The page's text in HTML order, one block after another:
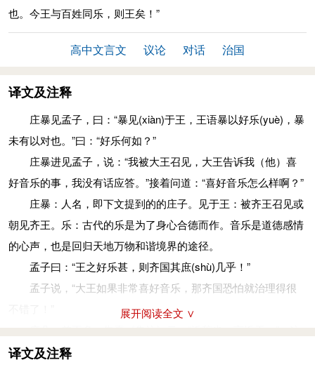
也。今王与百姓同乐，则王矣！”
高中文言文 议论 对话 治国
译文及注释
庄暴见孟子，曰：“暴见(xiàn)于王，王语暴以好乐(yuè) ，暴
未有以对也。”曰：“好乐何如？”
庄暴进见孟子，说：“我被大王召见，大王告诉我（他）喜
好音乐的事，我没有话应答。”接着问道：“喜好音乐怎么样啊？”
庄暴：人名，即下文提到的的庄子。见于王：被齐王召见或
朝见齐王。乐：古代的乐是为了身心合德而作。音乐是道德感情
的心声，也是回归天地万物和谐境界的途径。
孟子曰：“王之好乐甚，则齐国其庶(shù)几乎！”
孟子说，“大王如果非常喜好音乐，那齐国恐怕就治理得很
里指“差不多治理好了，有希望了”。
展开阅读全文 ∨
译文及注释